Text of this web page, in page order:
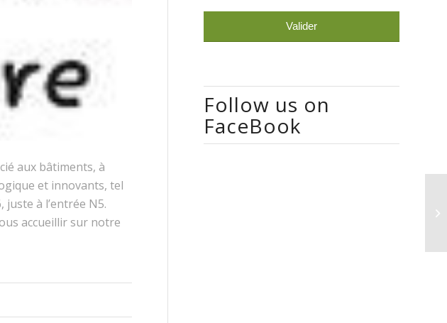
aux bâtiments, à
et innovants, tel
à l’entrée N5.
accueillir sur notre
Follow us on
FaceBook